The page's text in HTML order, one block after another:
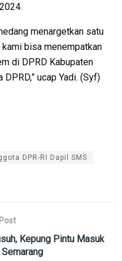
menargetkan satu
bisa menempatkan
di DPRD Kabupaten
ucap Yadi. (Syf)
DPR-RI Dapil SMS
Kepung Pintu Masuk